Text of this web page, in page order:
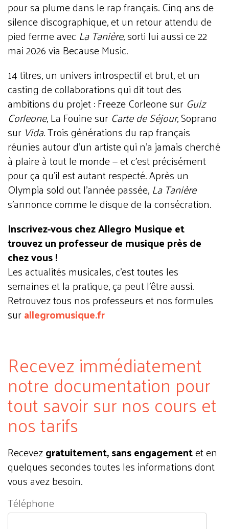
pour sa plume dans le rap français. Cinq ans de
silence discographique, et un retour attendu de
pied ferme avec La Tanière, sorti lui aussi ce 22
mai 2026 via Because Music.
14 titres, un univers introspectif et brut, et un
casting de collaborations qui dit tout des
ambitions du projet : Freeze Corleone surGuiz
Corleone, La Fouine surCarte de Séjour, Soprano
sur Vida. Trois générations du rap français
réunies autour d'un artiste qui n'a jamais cherché
à plaire à tout le monde — et c'est précisément
pour ça qu'il est autant respecté. Après un
Olympia sold out l'année passée,La Tanière
s'annonce comme le disque de la consécration.
Inscrivez-vous chez Allegro Musique et
trouvez un professeur de musique près de
chez vous !
Les actualités musicales, c'est toutes les
semaines et la pratique, ça peut l'être aussi.
Retrouvez tous nos professeurs et nos formules
surallegromusique.fr
Recevez immédiatement
notre documentation pour
tout savoir sur nos cours et
nos tarifs
Recevezgratuitement, sans engagementet en
quelques secondes toutes les informations dont
vous avez besoin.
Téléphone